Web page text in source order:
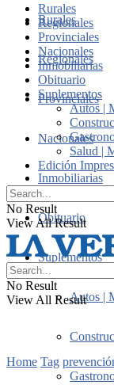
Rurales
Regionales
Provinciales
Nacionales
Inmobiliarias
Obituario
Suplementos
Autos |
Rurales
Regionales
Provinciales
Nacionales
Inmobiliarias
Obituario
Suplementos
Autos |
Salud |
Edición
No Result
View All Result
No Result
View All Result
Home Tag